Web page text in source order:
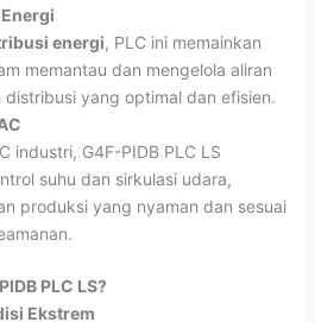
energi, PLC ini memainkan
memantau dan mengelola aliran
yang optimal dan efisien.
industri, G4F-PIDB PLC LS
suhu dan sirkulasi udara,
produksi yang nyaman dan sesuai
PLC LS?
Ekstrem